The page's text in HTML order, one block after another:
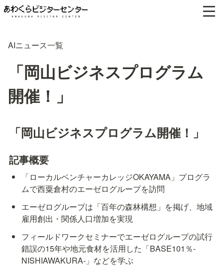
AIニュース一覧
「岡山ビジネスプログラム
開催！」
「岡山ビジネスプログラム開催！」
記事概要
「ローカルベンチャーカレッジOKAYAMA」プログラ
ムで西粟倉村のエーゼログループを訪問
エーゼログループは「百年の森林構想」を掲げ、地域
雇用創出・関係人口増加を実現
フィールドワークセミナーでエーゼログループの試行
錯誤の15年や地元食材を活用した「BASE101％-
NISHIAWAKURA-」などを学ぶ